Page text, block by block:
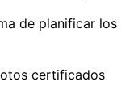
de planificar los
certificados